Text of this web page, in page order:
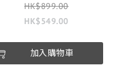
HK$899.00
HK$549.00
加入購物車